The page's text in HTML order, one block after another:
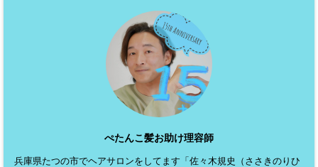
ぺたんこ髪お助け理容師
兵庫県たつの市でヘアサロンをしてます「佐々木規史（ささきのりひ